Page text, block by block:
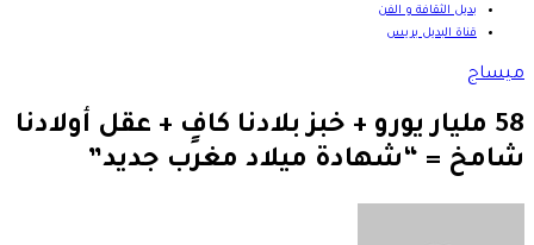
بديل الثقافة و الفن
قناة البديل بريس
ميساج
58 مليار يورو + خبز بلادنا كافٍ + عقل أولادنا
شامخ = “شهادة ميلاد مغرب جديد”